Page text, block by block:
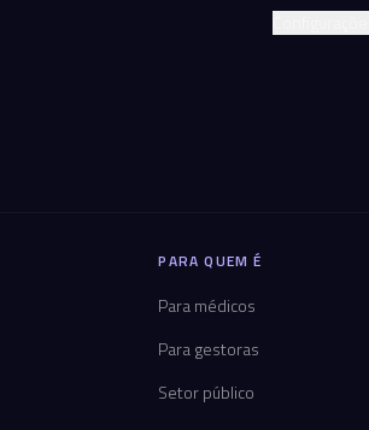
PARA QUEM É
Para médicos
Para gestoras
Setor público